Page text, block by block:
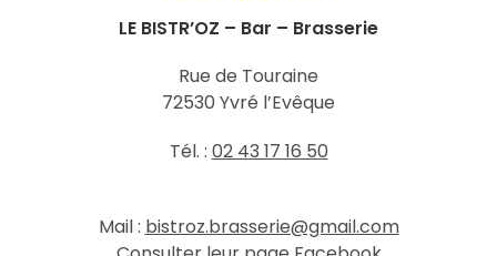
LE BISTR’OZ – Bar – Brasserie
Rue de Touraine
72530 Yvré l’Evêque
Tél. : 02 43 17 16 50
Mail : bistroz.brasserie@gmail.com